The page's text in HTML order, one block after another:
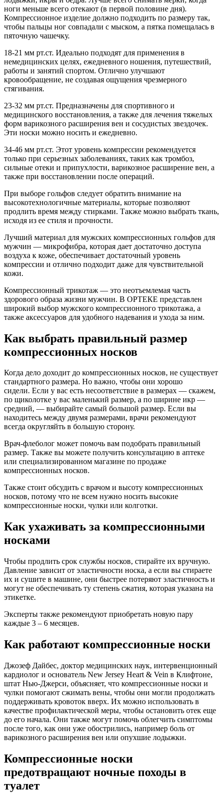
ноги меньше всего отекают (в первой половине дня).
Компрессионное изделие должно подходить по размеру так,
чтобы пальцы ног совпадали с мыском, а пятка помещалась в
пяточную чашечку.
18-21 мм рт.ст. Идеально подходят для применения в
немедицинских целях, ежедневного ношения, путешествий,
работы и занятий спортом. Отлично улучшают
кровообращение, не создавая ощущения чрезмерного
стягивания.
23-32 мм рт.ст. Предназначены для спортивного и
медицинского восстановления, а также для лечения тяжелых
форм варикозного расширения вен и сосудистых звездочек.
Эти носки можно носить и ежедневно.
34-46 мм рт.ст. Этот уровень компрессии рекомендуется
только при серьезных заболеваниях, таких как тромбоз,
сильные отеки и припухлости, варикозное расширение вен, а
также при восстановлении после операций.
При выборе гольфов следует обратить внимание на
высокотехнологичные материалы, которые позволяют
продлить время между стирками. Также можно выбрать ткань,
исходя из ее стиля и прочности.
Лучший материал для мужских компрессионных гольфов для
мужчин — микрофибра, которая дает достаточно доступа
воздуха к коже, обеспечивает достаточный уровень
компрессии и отлично подходит даже для чувствительной
кожи.
Компрессионный трикотаж — это неотъемлемая часть
здорового образа жизни мужчин. В ОРТЕКЕ представлен
широкий выбор мужского компрессионного трикотажа, а
также аксессуаров для удобного надевания и ухода за ним.
Как выбрать правильный размер
компрессионных носков
Когда дело доходит до компрессионных носков, не существует
стандартного размера. Но важно, чтобы они хорошо
сидели. Если у вас есть несоответствие в размерах — скажем,
по щиколотке у вас маленький размер, а по ширине икр —
средний, — выбирайте самый большой размер. Если вы
находитесь между двумя размерами, врачи рекомендуют
всегда округляйть в большую сторону.
Врач-флеболог может помочь вам подобрать правильный
размер. Также вы можете получить консультацию в аптеке
или специализированном магазине по продаже
компрессионных носков.
Также стоит обсудить с врачом и высоту компрессионных
носков, потому что не всем нужно носить высокие
компрессионные носки, чулки или колготки.
Как ухаживать за компрессионными
носками
Чтобы продлить срок службы носков, стирайте их вручную.
Давление зависит от эластичности носка, а если вы стираете
их и сушите в машине, они быстрее потеряют эластичность и
могут не обеспечивать ту степень сжатия, которая указана на
этикетке.
Эксперты также рекомендуют приобретать новую пару
каждые 3 – 6 месяцев.
Как работают компрессионные носки
Джозеф Дайбес, доктор медицинских наук, интервенционный
кардиолог и основатель New Jersey Heart & Vein в Клифтоне,
штат Нью-Джерси, объясняет, что компрессионные носки и
чулки помогают сжимать вены, чтобы они могли продолжать
поддерживать кровоток вверх. Их можно использовать в
качестве профилактической меры, чтобы остановить отек еще
до его начала. Они также могут помочь облегчить симптомы
после того, как они уже обострились, например боль от
варикозного расширения вен или опухшие лодыжки.
Компрессионные носки
предотвращают ночные походы в
туалет